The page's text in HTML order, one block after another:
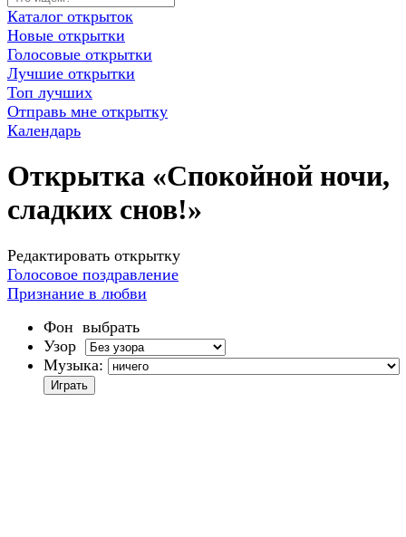
Каталог открыток
Новые открытки
Голосовые открытки
Лучшие открытки
Топ лучших
Отправь мне открытку
Календарь
Открытка «Спокойной ночи,
сладких снов!»
Редактировать открытку
Голосовое поздравление
Признание в любви
Фон выбрать
Узор
Музыка: